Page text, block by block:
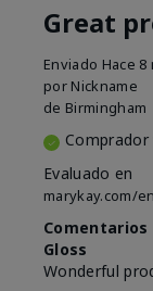
Great
Enviado Hace 8
por Nickname
de Birmingham
Comprador
Evaluado en
marykay.com/
Gloss
Wonderful